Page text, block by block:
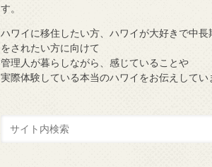
す。
ハワイに移住したい方、ハワイが大好きで中長
をされたい方に向けて
管理人が暮らしながら、感じていることや
実際体験している本当のハワイをお伝えしてい